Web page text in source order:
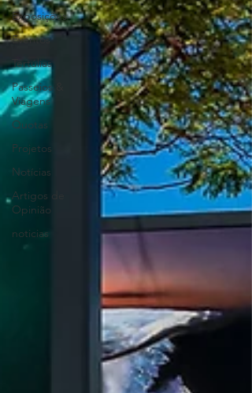
Exposições
Eventos
Tertúlias
Passeios &
Viagens
Quotas
Projetos
Notícias
Artigos de
Opinião
noticias